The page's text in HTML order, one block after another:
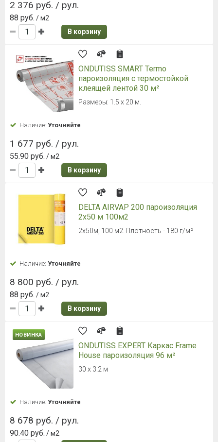
2 376 руб. / рул.
88 руб. / м2
В корзину
ONDUTISS SMART Termo
пароизоляция с термостойкой
клеящей лентой 30 м²
Размеры: 1.5 х 20 м.
Наличие: Уточняйте
1 677 руб. / рул.
55.90 руб. / м2
В корзину
DELTA AIRVAP 200 пароизоляция
2х50 м 100м2
2х50м, 100 м2. Плотность - 180 г/м²
Наличие: Уточняйте
8 800 руб. / рул.
88 руб. / м2
В корзину
НОВИНКА
ONDUTISS EXPERT Каркас Frame
House пароизоляция 96 м²
30 х 3.2 м
Наличие: Уточняйте
8 678 руб. / рул.
90.40 руб. / м2